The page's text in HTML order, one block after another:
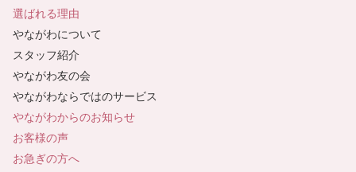
選ばれる理由
やながわについて
スタッフ紹介
やながわ友の会
やながわならではのサービス
やながわからのお知らせ
お客様の声
お急ぎの方へ